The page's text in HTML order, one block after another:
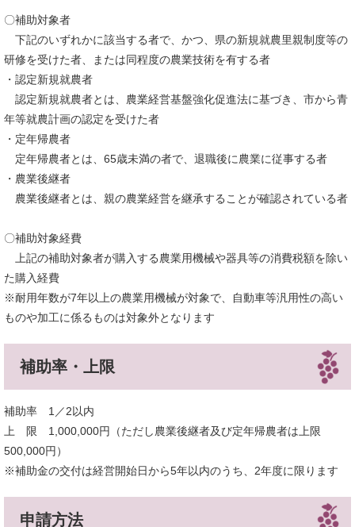
〇補助対象者
下記のいずれかに該当する者で、かつ、県の新規就農里親制度等の
研修を受けた者、または同程度の農業技術を有する者
・認定新規就農者
認定新規就農者とは、農業経営基盤強化促進法に基づき、市から青
年等就農計画の認定を受けた者
・定年帰農者
定年帰農者とは、65歳未満の者で、退職後に農業に従事する者
・農業後継者
農業後継者とは、親の農業経営を継承することが確認されている者
〇補助対象経費
上記の補助対象者が購入する農業用機械や器具等の消費税額を除い
た購入経費
※耐用年数が7年以上の農業用機械が対象で、自動車等汎用性の高い
ものや加工に係るものは対象外となります
補助率・上限
補助率 1／2以内
上 限 1,000,000円（ただし農業後継者及び定年帰農者は上限
500,000円）
※補助金の交付は経営開始日から5年以内のうち、2年度に限ります
申請方法